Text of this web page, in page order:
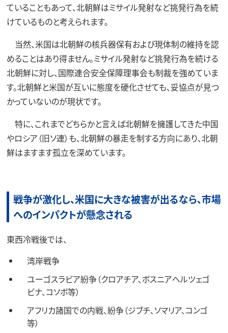
ていることもあって、北朝鮮はミサイル発射など挑発行為を続
けているものと考えられます。
当然、米国は北朝鮮の核兵器保有および現体制の維持を認
めることはあり得ません。ミサイル発射など挑発行為を続ける
北朝鮮に対し、国際連合安全保障理事会も制裁を強めていま
す。北朝鮮と米国が互いに態度を硬化させても、妥協点が見つ
かっていないのが現状です。
特に、これまでどちらかと言えば北朝鮮を擁護してきた中国
やロシア（旧ソ連）も、北朝鮮の暴走を制する方向にあり、北朝
鮮はますます孤立を深めています。
戦争が激化し、米国に大きな被害が出るなら、市場
へのインパクトが懸念される
東西冷戦後では、
湾岸戦争
ユーゴスラビア紛争（クロアチア、ボスニアヘルツェゴ
ビナ、コソボ等）
アフリカ諸国での内戦、紛争（ジブチ、ソマリア、コンゴ
等）